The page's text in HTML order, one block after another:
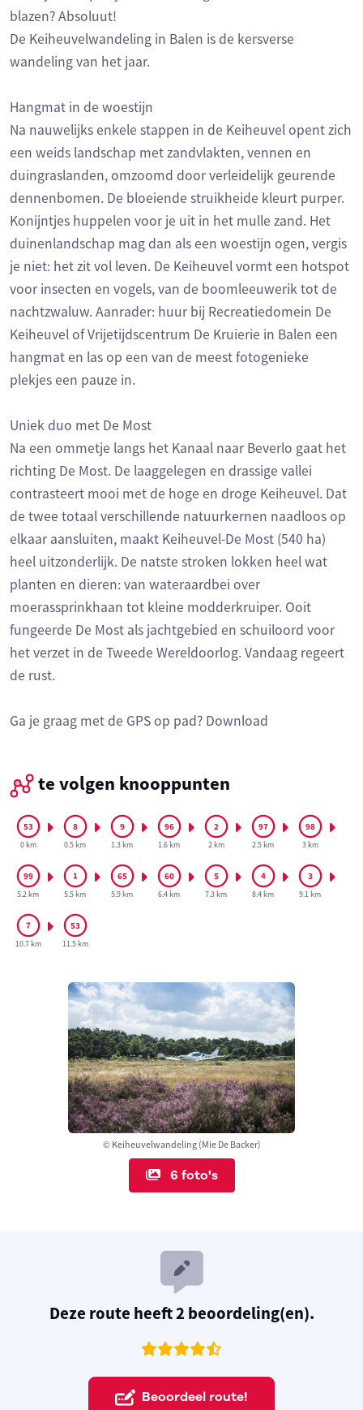
© Keiheuvelwandeling (Mie De Backer)
6 foto's
blazen? Absoluut!
De Keiheuvelwandeling in Balen is de kersverse
wandeling van het jaar.
Hangmat in de woestijn
Na nauwelijks enkele stappen in de Keiheuvel opent zich
een weids landschap met zandvlakten, vennen en
duingraslanden, omzoomd door verleidelijk geurende
dennenbomen. De bloeiende struikheide kleurt purper.
Konijntjes huppelen voor je uit in het mulle zand. Het
duinenlandschap mag dan als een woestijn ogen, vergis
je niet: het zit vol leven. De Keiheuvel vormt een hotspot
voor insecten en vogels, van de boomleeuwerik tot de
nachtzwaluw. Aanrader: huur bij Recreatiedomein De
Keiheuvel of Vrijetijdscentrum De Kruierie in Balen een
hangmat en las op een van de meest fotogenieke
plekjes een pauze in.
Uniek duo met De Most
Na een ommetje langs het Kanaal naar Beverlo gaat het
richting De Most. De laaggelegen en drassige vallei
contrasteert mooi met de hoge en droge Keiheuvel. Dat
de twee totaal verschillende natuurkernen naadloos op
elkaar aansluiten, maakt Keiheuvel-De Most (540 ha)
heel uitzonderlijk. De natste stroken lokken heel wat
planten en dieren: van wateraardbei over
moerassprinkhaan tot kleine modderkruiper. Ooit
fungeerde De Most als jachtgebied en schuiloord voor
het verzet in de Tweede Wereldoorlog. Vandaag regeert
de rust.
Ga je graag met de GPS op pad? Download
te volgen knooppunten
0 km 0.5 km 1.3 km 1.6 km 2 km 2.5 km 3 km
5.2 km 5.5 km 5.9 km 6.4 km 7.3 km 8.4 km 9.1 km
10.7 km 11.5 km
Deze route heeft 2 beoordeling(en).
Beoordeel route!